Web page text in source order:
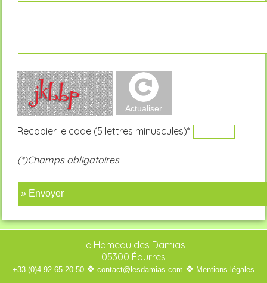
Recopier le code (5 lettres minuscules)*
(*)Champs obligatoires
» Envoyer
Le Hameau des Damias
05300 Éourres
+33.(0)4.92.65.20.50 ❖ contact@lesdamias.com ❖ Mentions légales